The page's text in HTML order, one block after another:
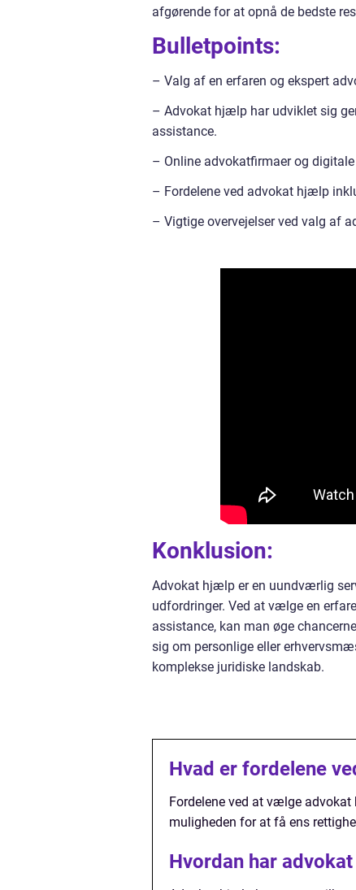
afgørende for at opnå de bedste
Bulletpoints:
– Valg af en erfaren og ekspert
– Advokat hjælp har udviklet sig
assistance.
– Online advokatfirmaer og
– Fordelene ved advokat hjælp
– Vigtige overvejelser ved valg af
Konklusion:
Advokat hjælp er en uundværlig
udfordringer. Ved at vælge en
assistance, kan man øge
sig om personlige eller
komplekse juridiske landskab.
Hvad er fordelene
Fordelene ved at vælge
muligheden for at få ens
Hvordan har